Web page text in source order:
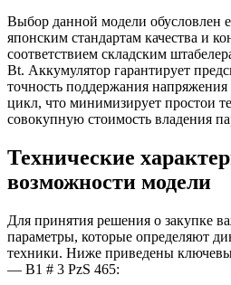
Выбор данной модели обусловлен
японским стандартам качества и
соответствием складским
Bt. Аккумулятор гарантирует
точность поддержания
цикл, что минимизирует простои
совокупную стоимость владения
Технические
возможности модели
Для принятия решения о закупке
параметры, которые определяют
техники. Ниже приведены
— B1 # 3 PzS 465: